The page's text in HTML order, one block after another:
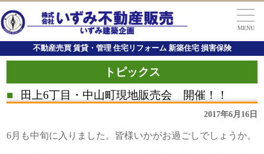
MENU
不動産売買 賃貸・管理 住宅リフォーム 新築住宅 損害保険
トピックス
■
田上6丁目・中山町現地販売会 開催！！
2017年6月16日
6月も中旬に入りました。皆様いかがお過ごしでしょうか。